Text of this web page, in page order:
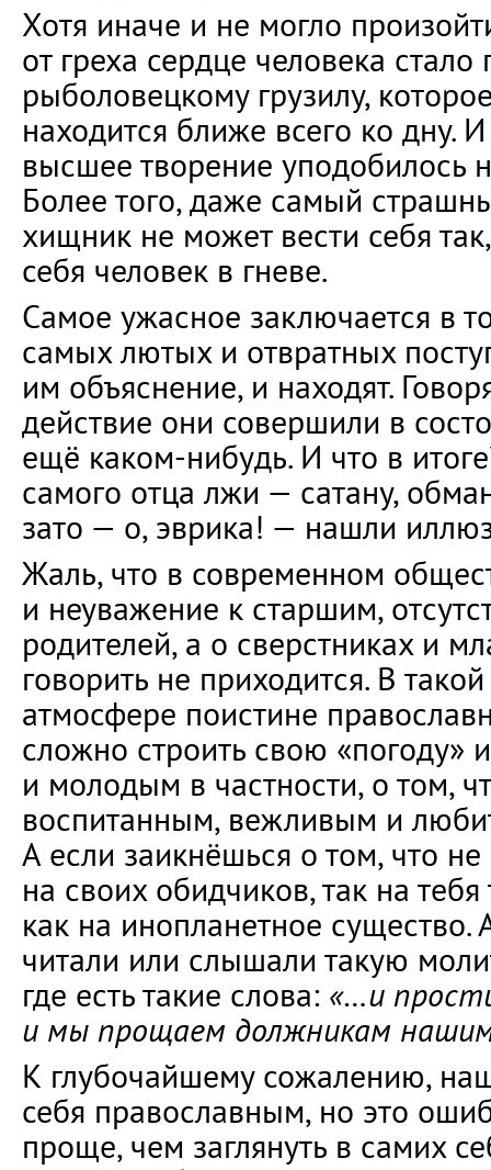
Хотя иначе и не могло
от греха сердце человека
рыболовецкому грузилу,
находится ближе всего ко дну.
высшее творение уподобилось
Более того, даже самый
хищник не может вести себя
себя человек в гневе.
Самое ужасное заключается в
самых лютых и отвратных
им объяснение, и находят.
действие они совершили в
ещё каком-нибудь. И что в
самого отца лжи — сатану,
зато — о, эврика! — нашли
Жаль, что в современном
и неуважение к старшим,
родителей, а о сверстниках и
говорить не приходится. В
атмосфере поистине
сложно строить свою «погоду»
и молодым в частности, о том,
воспитанным, вежливым и
А если заикнёшься о том, что
на своих обидчиков, так на
как на инопланетное существо.
читали или слышали такую
где есть такие слова: «…и
и мы прощаем должникам
К глубочайшему сожалению,
себя православным, но это
проще, чем заглянуть в самих